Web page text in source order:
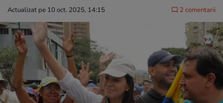
Actualizat pe 10 oct. 2025, 14:15 2 comentarii